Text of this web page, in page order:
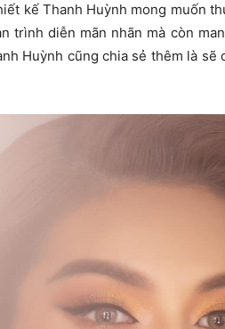
kế Thanh Huỳnh mong muốn
trình diễn mãn nhãn mà còn
Huỳnh cũng chia sẻ thêm là